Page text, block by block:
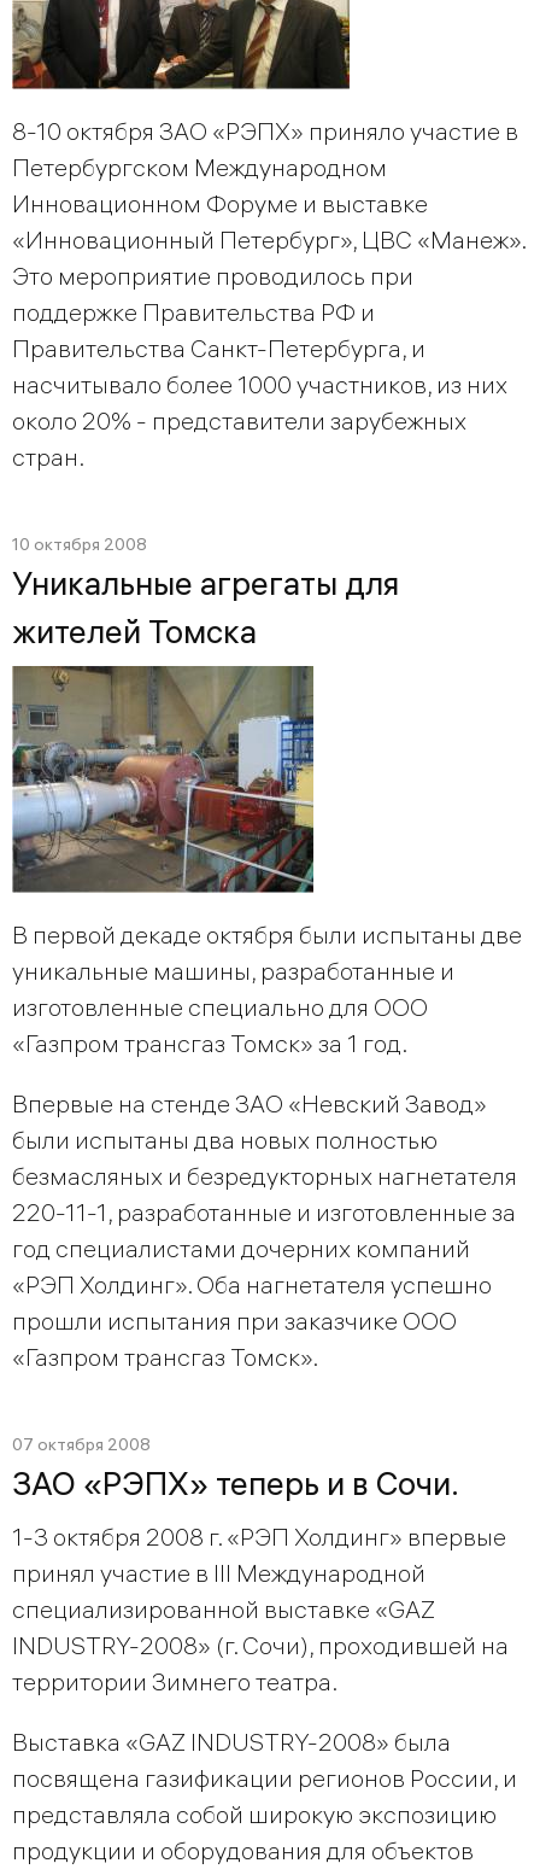
8-10 октября ЗАО «РЭПХ» приняло участие в
Петербургском Международном
Инновационном Форуме и выставке
«Инновационный Петербург», ЦВС «Манеж».
Это мероприятие проводилось при
поддержке Правительства РФ и
Правительства Санкт-Петербурга, и
насчитывало более 1000 участников, из них
около 20% - представители зарубежных
стран.
10 октября 2008
Уникальные агрегаты для
жителей Томска
В первой декаде октября были испытаны две
уникальные машины, разработанные и
изготовленные специально для ООО
«Газпром трансгаз Томск» за 1 год.
Впервые на стенде ЗАО «Невский Завод»
были испытаны два новых полностью
безмасляных и безредукторных нагнетателя
220-11-1, разработанные и изготовленные за
год специалистами дочерних компаний
«РЭП Холдинг». Оба нагнетателя успешно
прошли испытания при заказчике ООО
«Газпром трансгаз Томск».
07 октября 2008
ЗАО «РЭПХ» теперь и в Сочи.
1-3 октября 2008 г. «РЭП Холдинг» впервые
принял участие в III Международной
специализированной выставке «GAZ
INDUSTRY-2008» (г. Сочи), проходившей на
территории Зимнего театра.
Выставка «GAZ INDUSTRY-2008» была
посвящена газификации регионов России, и
представляла собой широкую экспозицию
продукции и оборудования для объектов